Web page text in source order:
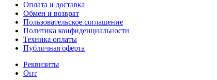
Оплата и доставка
Обмен и возврат
Пользовательское соглашение
Политика конфиденциальности
Техника оплаты
Публичная оферта
Реквизиты
Опт